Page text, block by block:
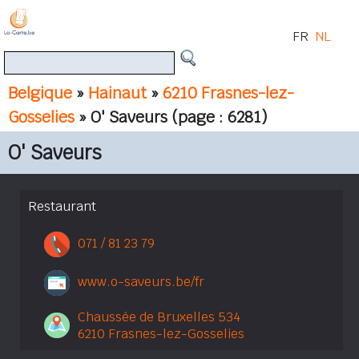
Belgique » Hainaut»6210 Frasnes-lez-
Gosselies » O' Saveurs (page : 6281)
FR NL
O' Saveurs
Restaurant
071 / 81 23 79
www.o-saveurs.be/fr
Chaussée de Bruxelles 534
6210 Frasnes-lez-Gosselies